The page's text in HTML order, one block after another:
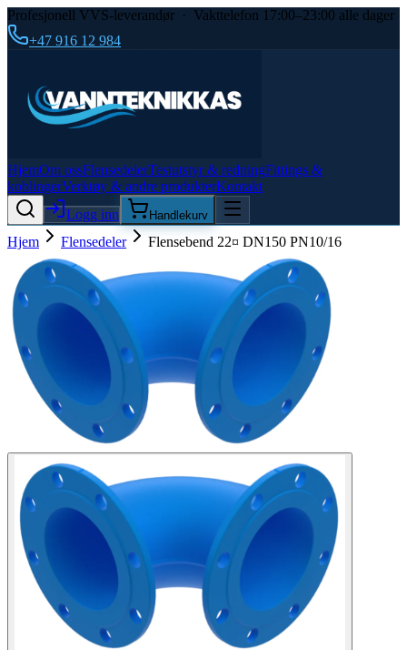
Profesjonell VVS-leverandør · Vakttelefon 17:00–23:00 alle dager
+47 916 12 984
HjemOm ossFlensedelerTestutstyr & redningFittings &
koblingerVerktøy & andre produkterKontakt
Logg inn
Handlekurv
Hjem Flensedeler Flensebend 22¤ DN150 PN10/16